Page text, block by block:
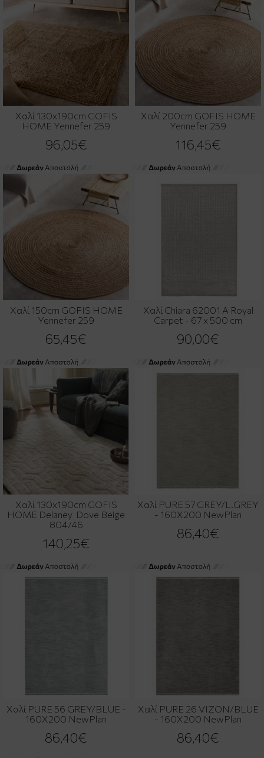
Χαλί 130x190cm GOFIS
HOME Yennefer 259
96,05€
Χαλί 200cm GOFIS HOME
Yennefer 259
116,45€
Χαλί 150cm GOFIS HOME
Yennefer 259
65,45€
Χαλί Chiara 62001 A Royal
Carpet - 67 x 500 cm
90,00€
Χαλί 130x190cm GOFIS
HOME Delaney Dove Beige
804/46
140,25€
Χαλί PURE 57 GREY/L.GREY
- 160X200 NewPlan
86,40€
Χαλί PURE 56 GREY/BLUE -
160X200 NewPlan
86,40€
Χαλί PURE 26 VIZON/BLUE
- 160X200 NewPlan
86,40€